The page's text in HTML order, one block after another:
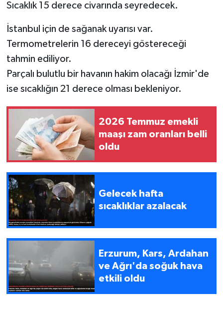
Sıcaklık 15 derece civarında seyredecek.
İstanbul için de sağanak uyarısı var.
Termometrelerin 16 dereceyi göstereceği
tahmin ediliyor.
Parçalı bulutlu bir havanın hakim olacağı İzmir'de
ise sıcaklığın 21 derece olması bekleniyor.
2026 Temmuz emekli
maaşı zam oranları belli
oldu
Gelecek hafta
sıcaklıklar azalacak
Erzurum, Kars, Ardahan
ve Ağrı'da soğuk hava
etkili oldu